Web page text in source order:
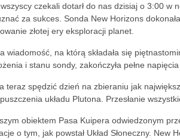
czekali dotarł do nas dzisiaj o 3:00
za sukces. Sonda New Horizons
złotej ery eksploracji planet.
wiadomość, na którą składała się
i stanu sondy, zakończyła pełne
teraz spędzić dzień na zbieraniu jak
układu Plutona. Przesłanie
obiektem Pasa Kuipera odwiedzonym
o tym, jak powstał Układ Słoneczny. New